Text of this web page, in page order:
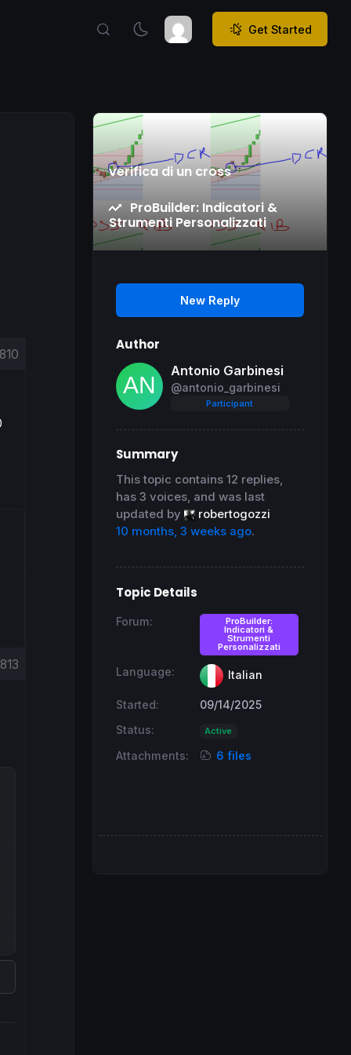
Get Started
verifica di un cross
ProBuilder: Indicatori &
Strumenti Personalizzati
New Reply
Author
Antonio Garbinesi
@antonio_garbinesi
Participant
Summary
This topic contains 12 replies,
has 3 voices, and was last
updated by
robertogozzi
10 months, 3 weeks ago.
Topic Details
Forum: ProBuilder:
Indicatori &
Strumenti
Personalizzati
Language: Italian
Started:
09/14/2025
Status:
Active
Attachments: 6 files